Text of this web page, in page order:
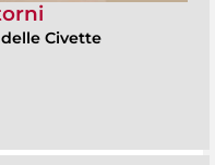
Civette